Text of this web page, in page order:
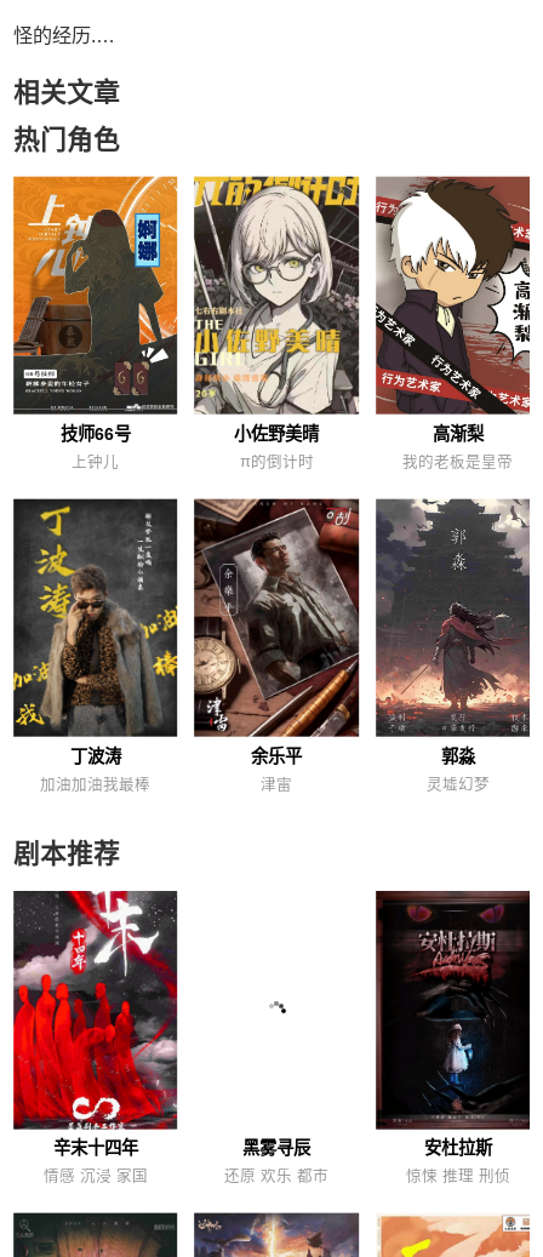
怪的经历.…
相关文章
热门角色
技师66号
上钟儿
小佐野美晴
π的倒计时
高渐梨
我的老板是皇帝
丁波涛
加油加油我最棒
余乐平
津雷
郭淼
灵墟幻梦
剧本推荐
辛末十四年
情感 沉浸 家国
黑雾寻辰
还原 欢乐 都市
安杜拉斯
惊悚 推理 刑侦